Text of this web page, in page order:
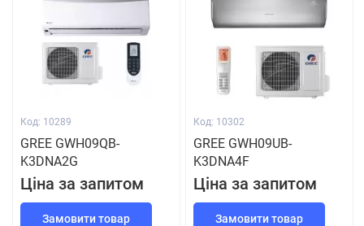
Код: 10289
GREE GWH09QB-
K3DNA2G
Ціна за запитом
Замовити товар
Код: 10302
GREE GWH09UB-
K3DNA4F
Ціна за запитом
Замовити товар